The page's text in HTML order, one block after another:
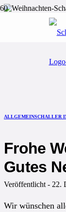
ALLGEMEINSCHALLER
Frohe
Gutes
Veröffentlicht - 22.
Wir wünschen